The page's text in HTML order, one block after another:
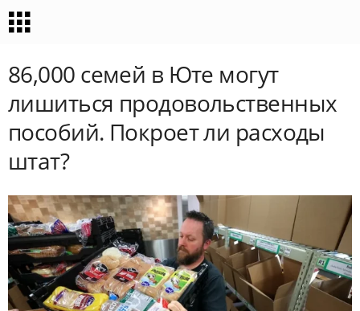
86,000 семей в Юте могут
лишиться продовольственных
пособий. Покроет ли расходы
штат?